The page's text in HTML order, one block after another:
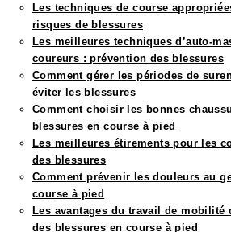
Les techniques de course
risques de blessures
Les meilleures techniques d’auto-
coureurs : prévention des blessures
Comment gérer les périodes de
éviter les blessures
Comment choisir les bonnes
blessures en course à pied
Les meilleures étirements pour les
des blessures
Comment prévenir les douleurs au
course à pied
Les avantages du travail de mobilité
des blessures en course à pied